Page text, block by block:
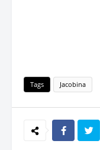
Tags Jacobina